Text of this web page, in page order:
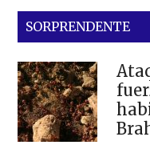
SORPRENDENTE